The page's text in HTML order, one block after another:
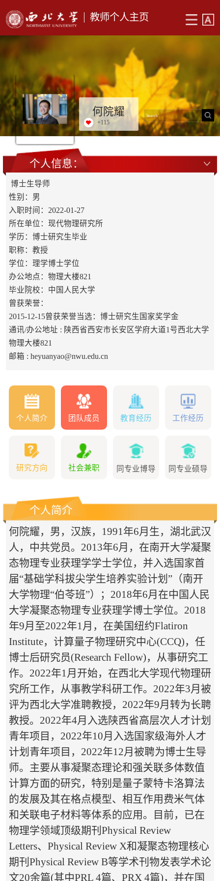
教师个人主页
何院耀
+115
个人信息：
博士生导师
性别：男
入职时间：2022-01-27
所在单位：现代物理研究所
学历：博士研究生毕业
职称：教授
学位：理学博士学位
办公地点：物理大楼821
毕业院校：中国人民大学
曾获荣誉：
2015-12-15曾获荣誉当选：博士研究生国家奖学金
通讯/办公地址 : 陕西省西安市长安区学府大道1号西北大学
物理大楼821
邮箱 : heyuanyao@nwu.edu.cn
个人简介 团队成员 教育经历 工作经历
研究方向 社会兼职 同专业博导 同专业硕导
个人简介
何院耀，男，汉族， 1991年6月生，湖北武汉
人，中共党员。2013年6月，在南开大学凝聚
态物理专业获理学学士学位，并入选国家首
届“基础学科拔尖学生培养实验计划”（南开
大学物理“伯苓班”）；2018年6月在中国人民
大学凝聚态物理专业获理学博士学位。2018
年9月至2022年1月，在美国纽约Flatiron
Institute， 计算量子物理研究中心(CCQ)，任
博士后研究员(Research Fellow)，从事研究工
作。 2022年1月开始，在西北大学现代物理研
究所工作，从事教学科研工作。2022年3月被
评为西北大学准聘教授，2022年9月转为长聘
教授。2022年4月入选陕西省高层次人才计划
青年项目，2022年10月入选国家级海外人才
计划青年项目，2022年12月被聘为博士生导
师。 主要从事凝聚态理论和强关联多体数值
计算方面的研究，特别是量子蒙特卡洛算法
的发展及其在格点模型、相互作用费米气体
和关联电子材料等体系的应用 。目前，已在
物理学领域顶级期刊 Physical Review
Letters、 Physical Review X和凝聚态物理核心
期刊 Physical Review B等学术刊物发表学术论
文20余篇(其中PRL 4篇、PRX 4篇)，并在国